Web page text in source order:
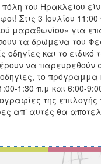
του Ηρακλείου
Στις 3 Ιουλίου
μαραθωνίου» για
τα δρώμενα του
και το
να
το πρόγραμμα
1:30 π.μ και 6:00-
της επιλογής
απ’ αυτές θα